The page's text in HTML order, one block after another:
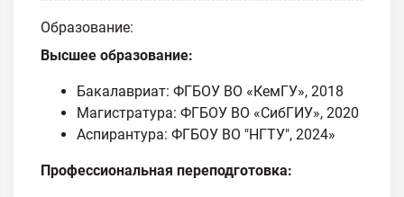
Образование:
Высшее образование:
Бакалавриат: ФГБОУ ВО «КемГУ», 2018
Магистратура: ФГБОУ ВО «СибГИУ», 2020
Аспирантура: ФГБОУ ВО "НГТУ", 2024»
Профессиональная переподготовка: